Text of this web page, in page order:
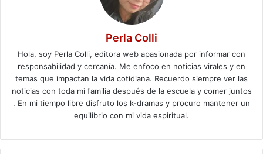
Perla Colli
Hola, soy Perla Colli, editora web apasionada por informar con
responsabilidad y cercanía. Me enfoco en noticias virales y en
temas que impactan la vida cotidiana. Recuerdo siempre ver las
noticias con toda mi familia después de la escuela y comer juntos
. En mi tiempo libre disfruto los k-dramas y procuro mantener un
equilibrio con mi vida espiritual.